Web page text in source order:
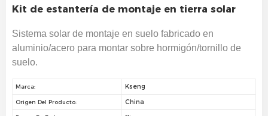
Kit de estantería de montaje en tierra solar
Sistema solar de montaje en suelo fabricado en
aluminio/acero para montar sobre hormigón/tornillo de
suelo.
Marca: Kseng
Origen Del Producto: China